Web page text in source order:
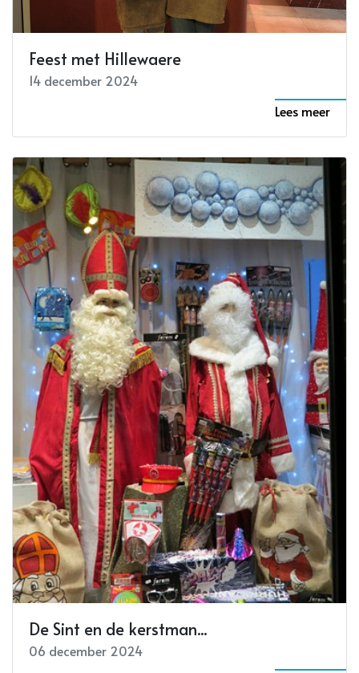
Feest met Hillewaere
14 december 2024
Lees meer
De Sint en de kerstman...
06 december 2024